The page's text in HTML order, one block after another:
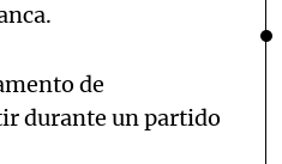
de
durante un partido